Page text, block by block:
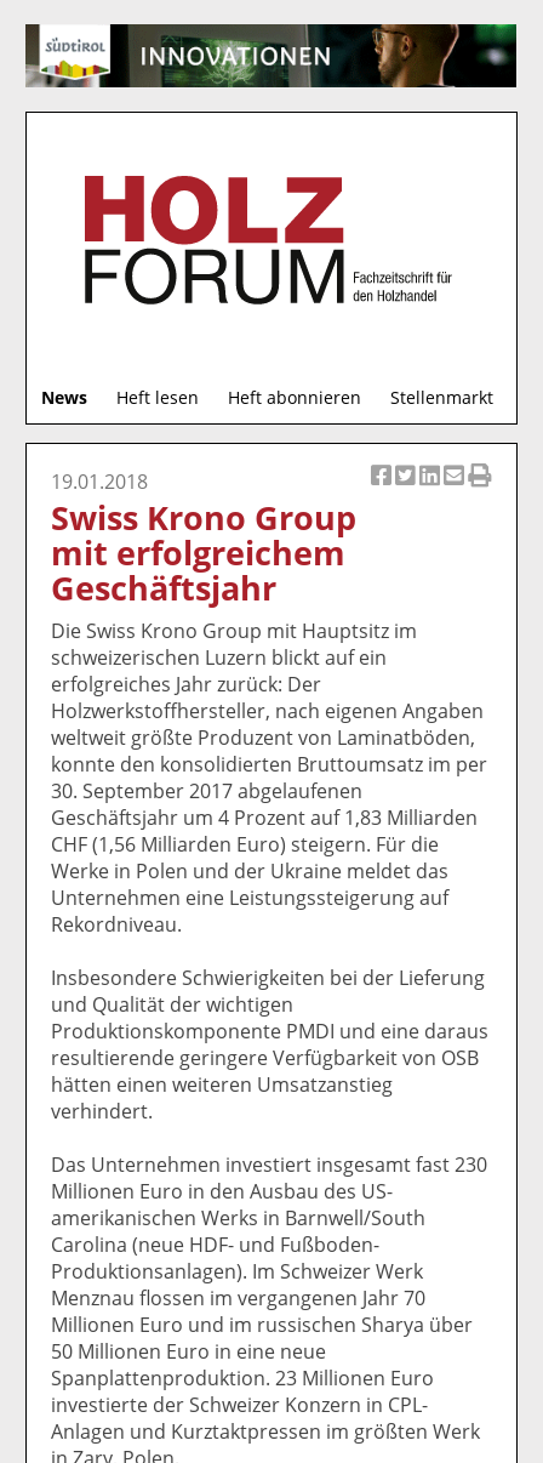
News Heft lesen Heft abonnieren Stellenmarkt
u
c
uf
F
e
b
o
k
te
il
e
wi
n k
e
di
te
il
e
n
ai
l
v
se
d
e
n
19.01.2018
Swiss Krono Group
mit erfolgreichem
Geschäftsjahr
Die Swiss Krono Group mit Hauptsitz im
schweizerischen Luzern blickt auf ein
erfolgreiches Jahr zurück: Der
Holzwerkstoffhersteller, nach eigenen Angaben
weltweit größte Produzent von Laminatböden,
konnte den konsolidierten Bruttoumsatz im per
30. September 2017 abgelaufenen
Geschäftsjahr um 4 Prozent auf 1,83 Milliarden
CHF (1,56 Milliarden Euro) steigern. Für die
Werke in Polen und der Ukraine meldet das
Unternehmen eine Leistungssteigerung auf
Rekordniveau.
Insbesondere Schwierigkeiten bei der Lieferung
und Qualität der wichtigen
Produktionskomponente PMDI und eine daraus
resultierende geringere Verfügbarkeit von OSB
hätten einen weiteren Umsatzanstieg
verhindert.
Das Unternehmen investiert insgesamt fast 230
Millionen Euro in den Ausbau des US-
amerikanischen Werks in Barnwell/South
Carolina (neue HDF- und Fußboden-
Produktionsanlagen). Im Schweizer Werk
Menznau flossen im vergangenen Jahr 70
Millionen Euro und im russischen Sharya über
50 Millionen Euro in eine neue
Spanplattenproduktion. 23 Millionen Euro
investierte der Schweizer Konzern in CPL-
Anlagen und Kurztaktpressen im größten Werk